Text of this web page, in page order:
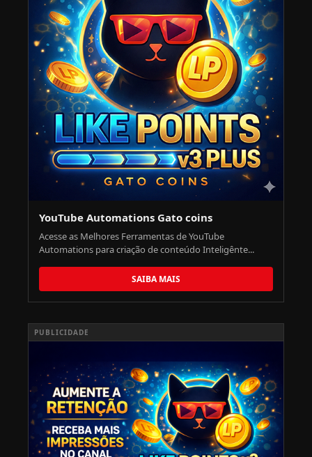
YouTube Automations Gato coins
Acesse as Melhores Ferramentas de YouTube
Automations para criação de conteúdo Inteligênte...
SAIBA MAIS
PUBLICIDADE